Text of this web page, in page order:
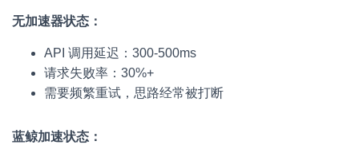
无加速器状态：
API 调用延迟：300-500ms
请求失败率：30%+
需要频繁重试，思路经常被打断
蓝鲸加速状态：